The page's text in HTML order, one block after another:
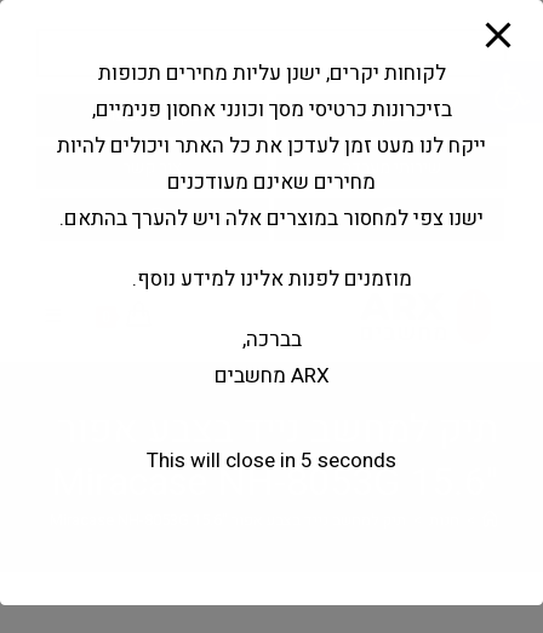
פתח סרגל נגישות
Products
search
החשבון שלי בקשה להצעה
לקוחות יקרים, ישנן עליות מחירים תכופות
בזיכרונות כרטיסי מסך וכונני אחסון פנימיים,
ייקח לנו מעט זמן לעדכן את כל האתר ויכולים להיות
מחירים שאינם מעודכנים
ישנו צפי למחסור במוצרים אלה ויש להערך בהתאם.
מוזמנים לפנות אלינו למידע נוסף.
בברכה,
ARX מחשבים
This will close in 5 seconds